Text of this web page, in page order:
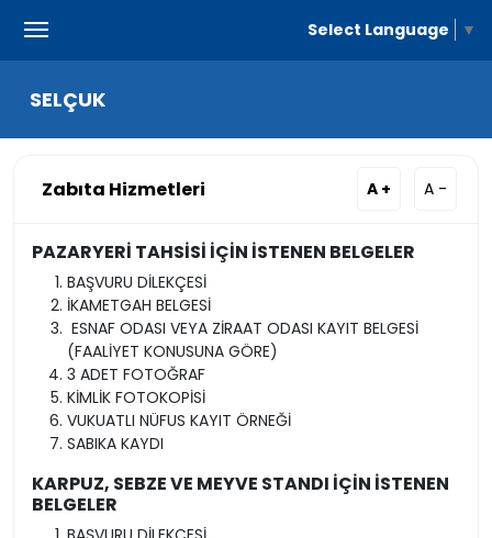
Select Language ▼
SELÇUK
Zabıta Hizmetleri A + A -
PAZARYERİ TAHSİSİ İÇİN İSTENEN BELGELER
BAŞVURU DİLEKÇESİ
İKAMETGAH BELGESİ
ESNAF ODASI VEYA ZİRAAT ODASI KAYIT BELGESİ
(FAALİYET KONUSUNA GÖRE)
3 ADET FOTOĞRAF
KİMLİK FOTOKOPİSİ
VUKUATLI NÜFUS KAYIT ÖRNEĞİ
SABIKA KAYDI
KARPUZ, SEBZE VE MEYVE STANDI İÇİN İSTENEN
BELGELER